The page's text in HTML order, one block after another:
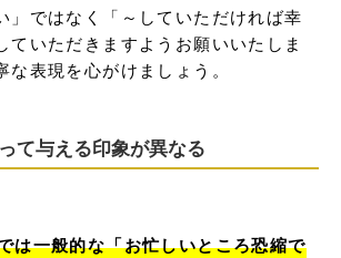
」ではなく「～していただければ幸
ていただきますようお願いいたしま
表現を心がけましょう。
て与える印象が異なる
は一般的な「お忙しいところ恐縮で